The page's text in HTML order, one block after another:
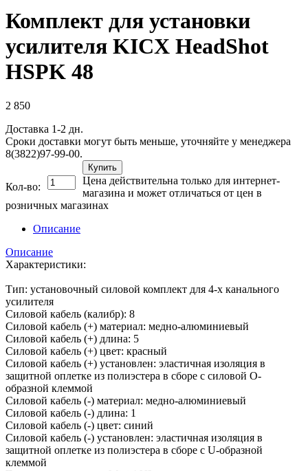
Комплект для установки
усилителя KICX HeadShot
HSPK 48
2 850
Доставка 1-2 дн.
Сроки доставки могут быть меньше, уточняйте у менеджера
8(3822)97-99-00.
Кол-во:
Купить
Цена действительна только для интернет-
магазина и может отличаться от цен в
розничных магазинах
Описание
Описание
Характеристики:
Тип: установочный силовой комплект для 4-х канального
усилителя
Cиловой кабель (калибр): 8
Cиловой кабель (+) материал: медно-алюминиевый
Cиловой кабель (+) длина: 5
Cиловой кабель (+) цвет: красный
Cиловой кабель (+) установлен: эластичная изоляция в
защитной оплетке из полиэстера в сборе с силовой O-
образной клеммой
Cиловой кабель (-) материал: медно-алюминиевый
Cиловой кабель (-) длина: 1
Cиловой кабель (-) цвет: синий
Cиловой кабель (-) установлен: эластичная изоляция в
защитной оплетке из полиэстера в сборе с U-образной
клеммой